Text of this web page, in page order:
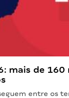
mais de 160
entre os